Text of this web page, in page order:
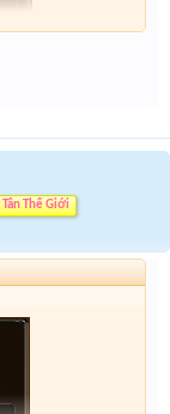
Thế Giới